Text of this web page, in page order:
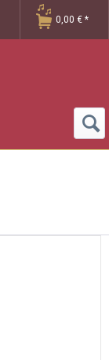
0,00 € *